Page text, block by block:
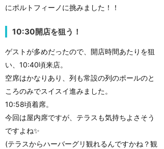
にポルトフィーノに挑みました！！
10:30開店を狙う！
ゲストが多めだったので、開店時間あたりを狙
い、10:40頃来店。
空席はかなりあり、列も常設の列のポールのと
ころのみでスイスイ進みました。
10:58頃着席。
今回は屋内席ですが、テラスも気持ちよさそう
ですよね✨
(テラスからハーバーグリ観れるんですかね？観